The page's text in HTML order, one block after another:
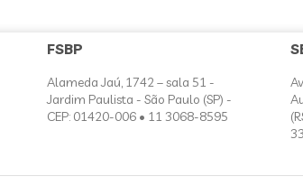
FSBP
Alameda Jaú, 1742 – sala 51 -
Jardim Paulista - São Paulo (SP) -
CEP: 01420-006 • 11 3068-8595